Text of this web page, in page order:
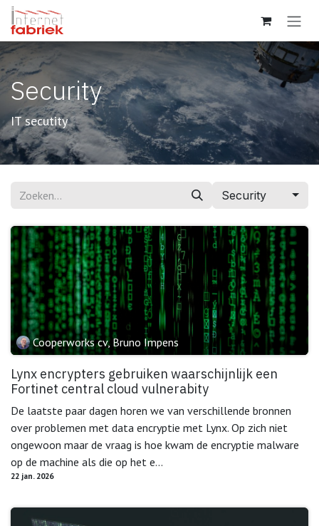
Overslaan naar inhoud
Security
IT secutity
Security
Cooperworks cv, Bruno Impens
Lynx encrypters gebruiken waarschijnlijk een
Fortinet central cloud vulnerabity
De laatste paar dagen horen we van verschillende bronnen
over problemen met data encryptie met Lynx. Op zich niet
ongewoon maar de vraag is hoe kwam de encryptie malware
op de machine als die op het e...
22 jan. 2026